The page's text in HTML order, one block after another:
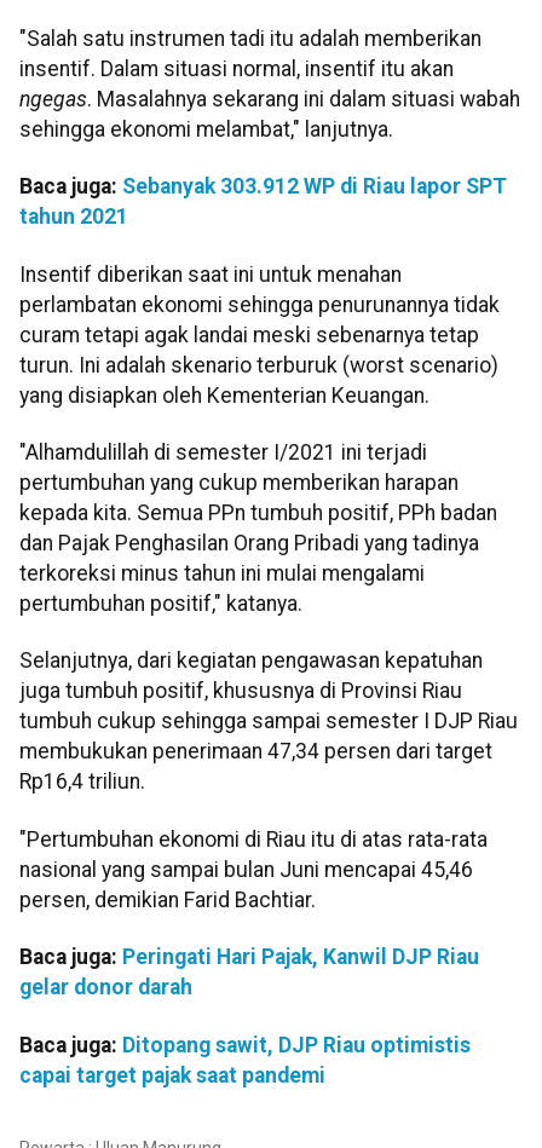
"Salah satu instrumen tadi itu adalah memberikan
insentif. Dalam situasi normal, insentif itu akan
ngegas. Masalahnya sekarang ini dalam situasi wabah
sehingga ekonomi melambat," lanjutnya.
Baca juga: Sebanyak 303.912 WP di Riau lapor SPT
tahun 2021
Insentif diberikan saat ini untuk menahan
perlambatan ekonomi sehingga penurunannya tidak
curam tetapi agak landai meski sebenarnya tetap
turun. Ini adalah skenario terburuk (worst scenario)
yang disiapkan oleh Kementerian Keuangan.
"Alhamdulillah di semester I/2021 ini terjadi
pertumbuhan yang cukup memberikan harapan
kepada kita. Semua PPn tumbuh positif, PPh badan
dan Pajak Penghasilan Orang Pribadi yang tadinya
terkoreksi minus tahun ini mulai mengalami
pertumbuhan positif," katanya.
Selanjutnya, dari kegiatan pengawasan kepatuhan
juga tumbuh positif, khususnya di Provinsi Riau
tumbuh cukup sehingga sampai semester I DJP Riau
membukukan penerimaan 47,34 persen dari target
Rp16,4 triliun.
"Pertumbuhan ekonomi di Riau itu di atas rata-rata
nasional yang sampai bulan Juni mencapai 45,46
persen, demikian Farid Bachtiar.
Baca juga: Peringati Hari Pajak, Kanwil DJP Riau
gelar donor darah
Baca juga: Ditopang sawit, DJP Riau optimistis
capai target pajak saat pandemi